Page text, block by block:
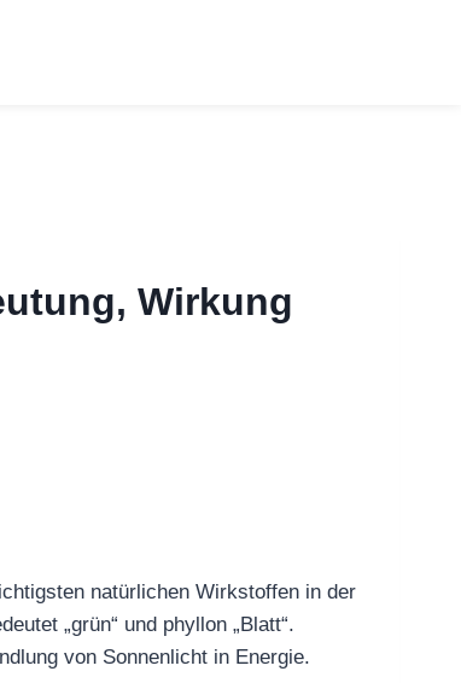
Wirkung
natürlichen Wirkstoffen in der
„grün“ und phyllon „Blatt“.
von Sonnenlicht in Energie.